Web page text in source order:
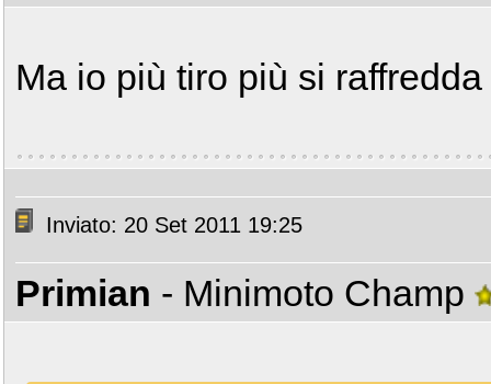
Ma io più tiro più si
Inviato: 20 Set 2011 19:25
Primian - Minimoto Champ